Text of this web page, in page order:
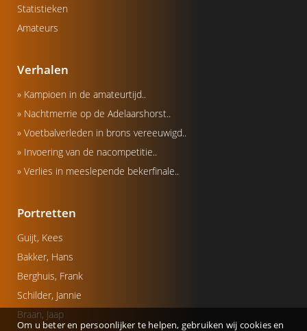
Om u beter en persoonlijker te helpen, gebruiken wij cookies en
Statistieken
Amateurs
Verhalen
» Kampioen in de amateurtijd..
» Nachtmerrie op de Adelaarshorst..
» Voetbalverleden in brons vereeuwigd..
» Invoering van de nacompetitie..
» Verlies in meeslepende bekerfinale..
Portretten
Guijt, Kees
Bakker, Hans
Berghuis, Frank
Schilder, Jannie
Braan, Jaap